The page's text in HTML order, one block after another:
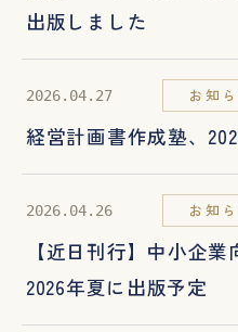
出版しました
2026.04.27 お知
経営計画書作成塾、
2026.04.26 お知
【近日刊行】中小企
2026年夏に出版予定